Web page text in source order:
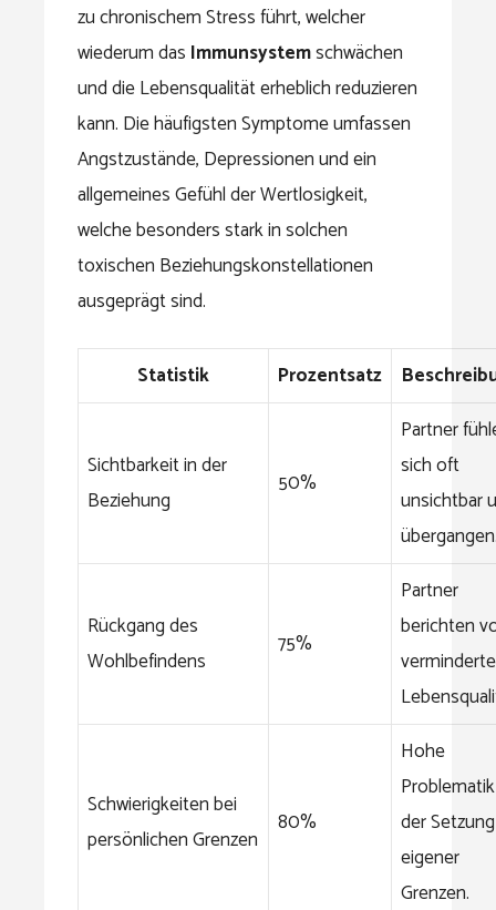
zu chronischem Stress führt, welcher
wiederum das Immunsystemschwächen
und die Lebensqualität erheblich reduzieren
kann. Die häufigsten Symptome umfassen
Angstzustände, Depressionen und ein
allgemeines Gefühl der Wertlosigkeit,
welche besonders stark in solchen
toxischen Beziehungskonstellationen
ausgeprägt sind.
Statistik Prozentsatz
Sichtbarkeit in der
Beziehung
50%
Partner
sich oft
unsichtbar
Rückgang des
Wohlbefindens
75%
Partner
berichten
Schwierigkeiten bei
persönlichen Grenzen
80%
Hohe
der Setzung
eigener
Grenzen.